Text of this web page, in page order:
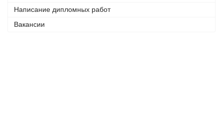
Написание дипломных работ
Вакансии